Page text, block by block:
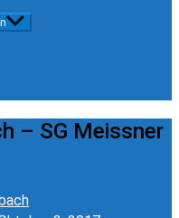
– SG Meissner